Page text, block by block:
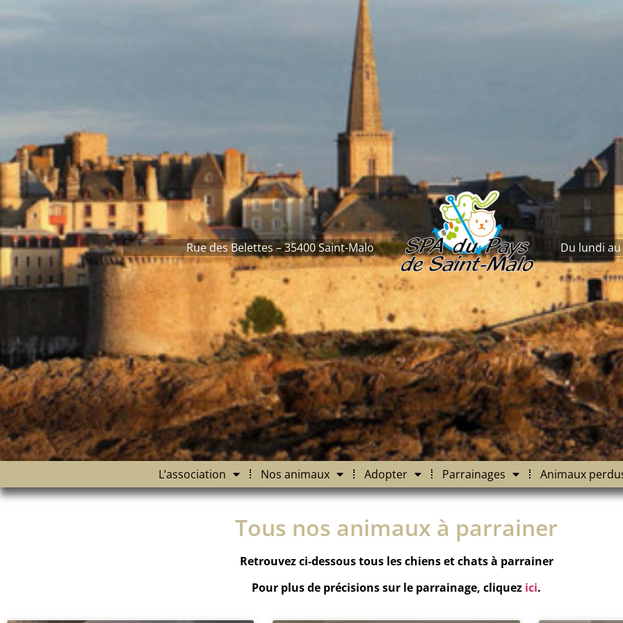
Rue des Belettes – 35400 Saint-Malo Du lundi au
L’association Nos animaux Adopter Parrainages Animaux
Tous nos animaux à parrainer
Retrouvez ci-dessous tous les chiens et chats à parrainer
Pour plus de précisions sur le parrainage, cliquez ici.